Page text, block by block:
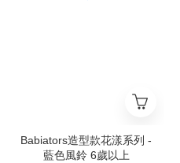
Babiators造型款花漾系列 -
藍色風鈴 6歲以上